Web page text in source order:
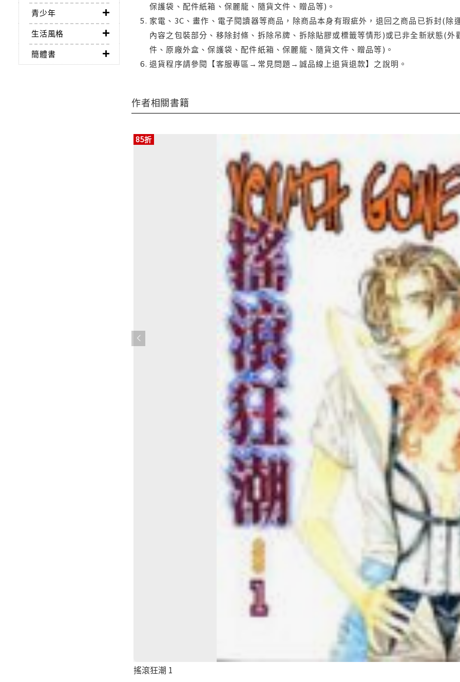
青少年
生活風格
簡體書
保護袋、配件紙箱、保麗龍、隨貨文件、贈品等)。
家電、3C、畫作、電子閱讀器等商品，除商品本身有瑕疵外，退回之商品已拆封(
內容之包裝部分、移除封條、拆除吊牌、拆除貼膠或標籤等情形)或已非全新狀態(
件、原廠外盒、保護袋、配件紙箱、保麗龍、隨貨文件、贈品等)。
退貨程序請參閱【客服專區→常見問題→誠品線上退貨退款】之說明。
作者相關書籍
85折
搖滾狂潮 1